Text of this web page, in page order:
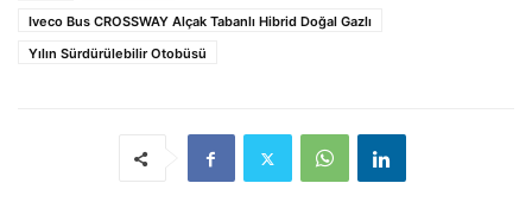
Iveco Bus CROSSWAY Alçak Tabanlı Hibrid Doğal Gazlı
Yılın Sürdürülebilir Otobüsü